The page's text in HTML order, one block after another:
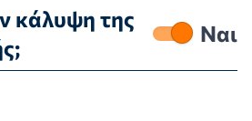
κάλυψη της
Ναι